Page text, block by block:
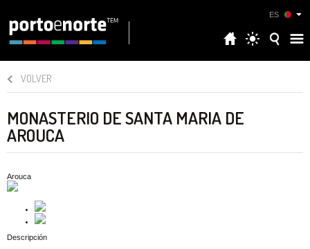
ES
VOLVER
MONASTERIO DE SANTA MARIA DE
AROUCA
Arouca
Descripción